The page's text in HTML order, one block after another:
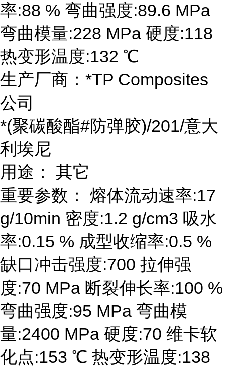
率:88 % 弯曲强度:89.6 MPa
弯曲模量:228 MPa 硬度:118
热变形温度:132 ℃
生产厂商：*TP Composites
公司
*(聚碳酸酯#防弹胶)/201/意大
利埃尼
用途： 其它
重要参数： 熔体流动速率:17
g/10min 密度:1.2 g/cm3 吸水
率:0.15 % 成型收缩率:0.5 %
缺口冲击强度:700 拉伸强
度:70 MPa 断裂伸长率:100 %
弯曲强度:95 MPa 弯曲模
量:2400 MPa 硬度:70 维卡软
化点:153 ℃ 热变形温度:138